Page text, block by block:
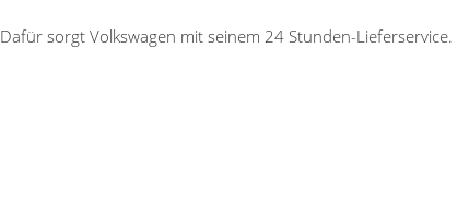
sorgt Volkswagen mit seinem 24 Stunden-Lieferservice.